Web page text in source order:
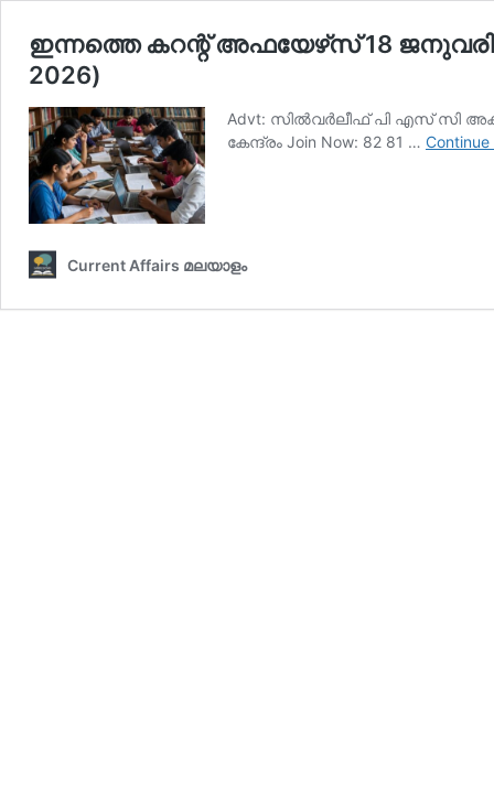
ഇന്നത്തെ കറന്റ് അഫയേഴ്‌സ് 18 ജനുവരി
2026)
Advt: സില്‍വര്‍ലീഫ് പി എസ് സി
കേന്ദ്രം Join Now: 82 81 …
Current Affairs മലയാളം